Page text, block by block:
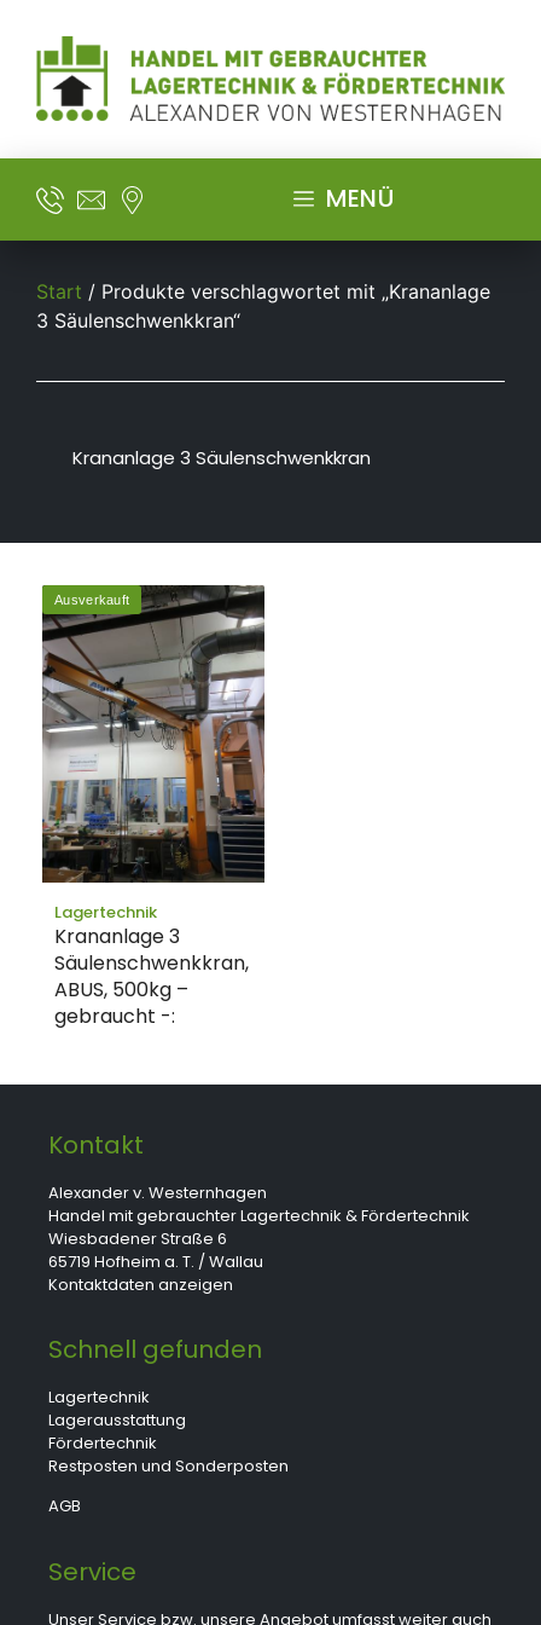
MENÜ
Start / Produkte verschlagwortet mit „Krananlage
3 Säulenschwenkkran“
Krananlage 3 Säulenschwenkkran
Ausverkauft
Lagertechnik
Krananlage 3
Säulenschwenkkran,
ABUS, 500kg –
gebraucht -:
Kontakt
Alexander v. Westernhagen
Handel mit gebrauchter Lagertechnik & Fördertechnik
Wiesbadener Straße 6
65719 Hofheim a. T. / Wallau
Kontaktdaten anzeigen
Schnell gefunden
Lagertechnik
Lagerausstattung
Fördertechnik
Restposten und Sonderposten
AGB
Service
Unser Service bzw. unsere Angebot umfasst weiter auch